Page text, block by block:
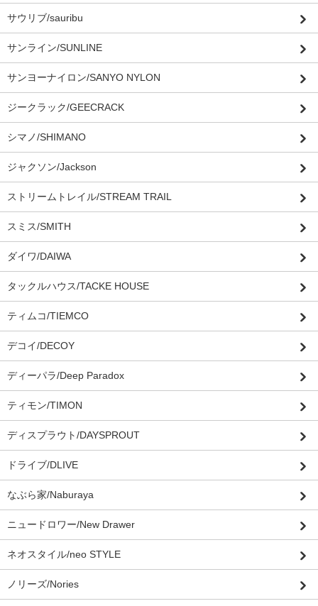
サウリブ/sauribu
サンライン/SUNLINE
サンヨーナイロン/SANYO NYLON
ジークラック/GEECRACK
シマノ/SHIMANO
ジャクソン/Jackson
ストリームトレイル/STREAM TRAIL
スミス/SMITH
ダイワ/DAIWA
タックルハウス/TACKE HOUSE
ティムコ/TIEMCO
デコイ/DECOY
ディーパラ/Deep Paradox
ティモン/TIMON
ディスプラウト/DAYSPROUT
ドライブ/DLIVE
なぶら家/Naburaya
ニュードロワー/New Drawer
ネオスタイル/neo STYLE
ノリーズ/Nories